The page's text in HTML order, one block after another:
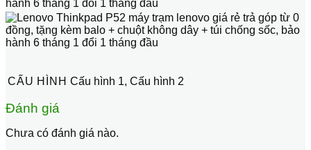
CẤU HÌNH Cấu hình 1, Cấu hình 2
Đánh giá
Chưa có đánh giá nào.